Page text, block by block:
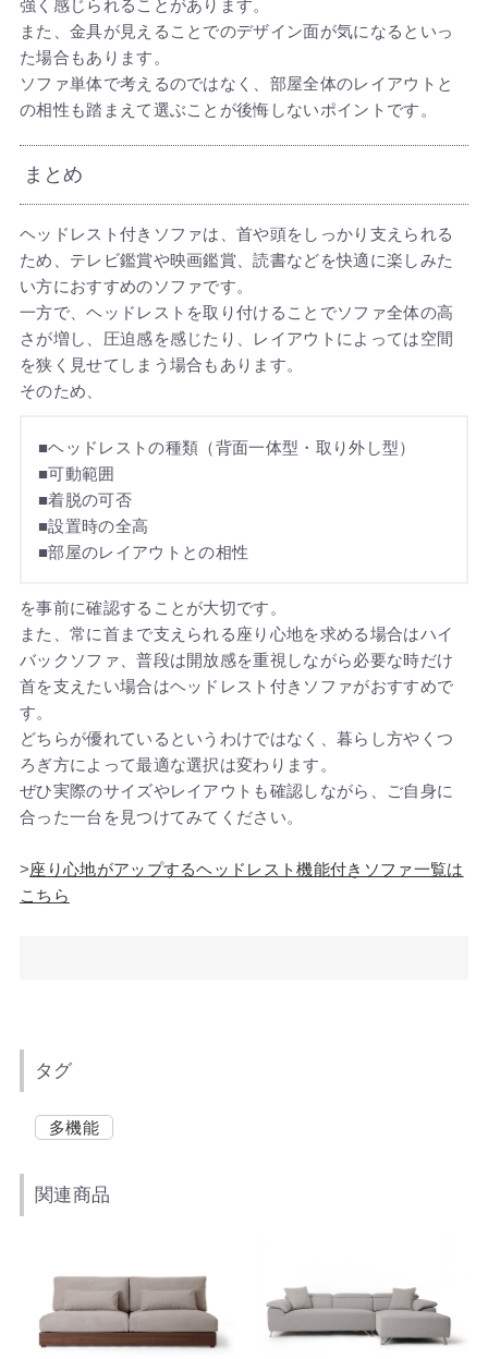
強く感じられることがあります。
また、金具が見えることでのデザイン面が気になるといっ
た場合もあります。
ソファ単体で考えるのではなく、部屋全体のレイアウトと
の相性も踏まえて選ぶことが後悔しないポイントです。
まとめ
ヘッドレスト付きソファは、首や頭をしっかり支えられる
ため、テレビ鑑賞や映画鑑賞、読書などを快適に楽しみた
い方におすすめのソファです。
一方で、ヘッドレストを取り付けることでソファ全体の高
さが増し、圧迫感を感じたり、レイアウトによっては空間
を狭く見せてしまう場合もあります。
そのため、
■ヘッドレストの種類（背面一体型・取り外し型）
■可動範囲
■着脱の可否
■設置時の全高
■部屋のレイアウトとの相性
を事前に確認することが大切です。
また、常に首まで支えられる座り心地を求める場合はハイ
バックソファ、普段は開放感を重視しながら必要な時だけ
首を支えたい場合はヘッドレスト付きソファがおすすめで
す。
どちらが優れているというわけではなく、暮らし方やくつ
ろぎ方によって最適な選択は変わります。
ぜひ実際のサイズやレイアウトも確認しながら、ご自身に
合った一台を見つけてみてください。
>座り心地がアップするヘッドレスト機能付きソファ一覧は
こちら
タグ
多機能
関連商品